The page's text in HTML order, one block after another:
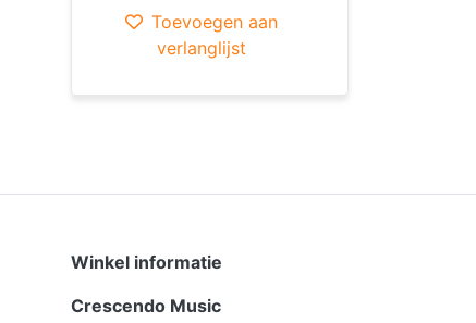
Toevoegen aan
verlanglijst
Winkel informatie
Crescendo Music